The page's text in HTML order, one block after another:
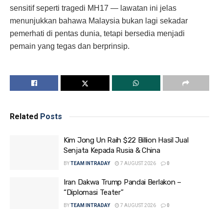
sensitif seperti tragedi MH17 — lawatan ini jelas
menunjukkan bahawa Malaysia bukan lagi sekadar
pemerhati di pentas dunia, tetapi bersedia menjadi
pemain yang tegas dan berprinsip.
Related Posts
Kim Jong Un Raih $22 Billion Hasil Jual
Senjata Kepada Rusia & China
BYTEAM INTRADAY 7 AUGUST 2026 0
Iran Dakwa Trump Pandai Berlakon –
“Diplomasi Teater”
BYTEAM INTRADAY 7 AUGUST 2026 0